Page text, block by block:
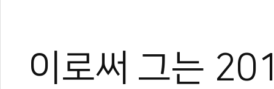
이로써 그는